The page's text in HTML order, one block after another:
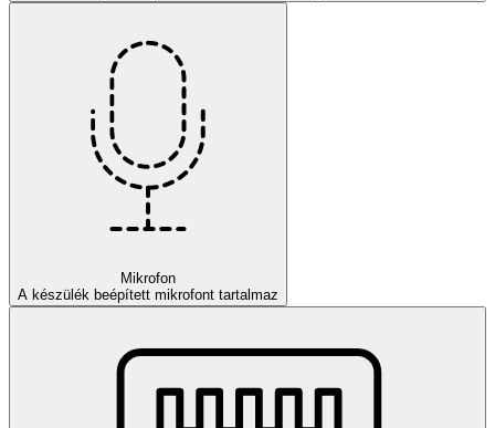
Mikrofon
A készülék beépített mikrofont tartalmaz